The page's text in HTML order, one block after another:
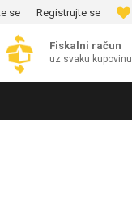
se Registrujte se
Fiskalni račun
uz svaku kupovinu